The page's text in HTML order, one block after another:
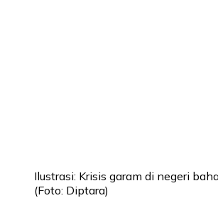
Ilustrasi: Krisis garam di negeri
(Foto: Diptara)